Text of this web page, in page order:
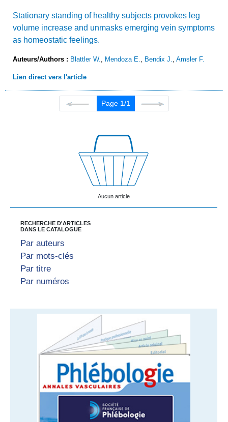
Stationary standing of healthy subjects provokes leg
volume increase and unmasks emerging vein symptoms
as homeostatic feelings.
Auteurs/Authors : Blattler W. Mendoza E. Bendix J. Amsler F.
Lien direct vers l'article
Page 1/1
Aucun article
RECHERCHE D'ARTICLES
DANS LE CATALOGUE
Par auteurs
Par mots-clés
Par titre
Par numéros